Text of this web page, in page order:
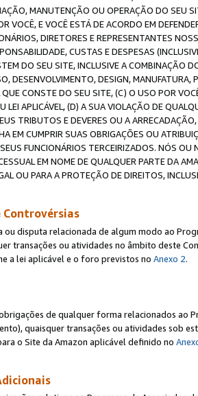
MANUTENÇÃO OU OPERAÇÃO DO SEU
VOCÊ, E VOCÊ ESTÁ DE ACORDO EM
DIRETORES E REPRESENTANTES
CUSTAS E DESPESAS
DO SEU SITE, INCLUSIVE A COMBINAÇÃO
DESENVOLVIMENTO, DESIGN,
CONSTE DO SEU SITE, (C) O USO POR
LEI APLICÁVEL, (D) A SUA VIOLAÇÃO DE
TRIBUTOS E DEVERES OU A
EM CUMPRIR SUAS OBRIGAÇÕES OU
FUNCIONÁRIOS TERCEIRIZADOS. NÓS
EM NOME DE QUALQUER PARTE DA
OU PARA A PROTEÇÃO DE DIREITOS,
Controvérsias
ou disputa relacionada de algum modo ao
transações ou atividades no âmbito deste
a lei aplicável e o foro previstos no Anexo 2.
de qualquer forma relacionados ao
quaisquer transações ou atividades sob
o Site da Amazon aplicável definido no